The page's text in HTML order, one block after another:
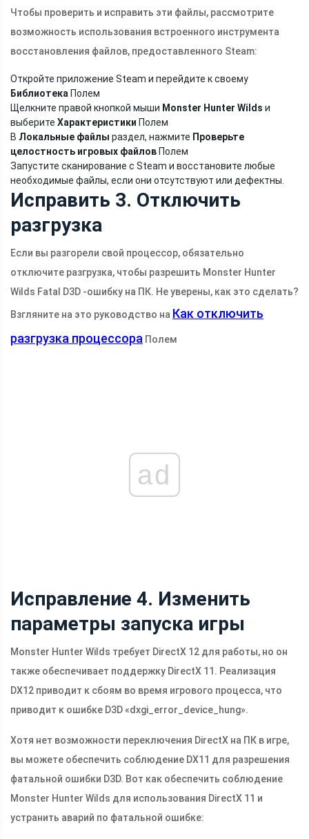
Чтобы проверить и исправить эти файлы, рассмотрите
возможность использования встроенного инструмента
восстановления файлов, предоставленного Steam:
Откройте приложение Steam и перейдите к своему
Библиотека Полем
Щелкните правой кнопкой мыши Monster Hunter Wilds и
выберите Характеристики Полем
В Локальные файлы раздел, нажмите Проверьте
целостность игровых файлов Полем
Запустите сканирование с Steam и восстановите любые
необходимые файлы, если они отсутствуют или дефектны.
Исправить 3. Отключить
разгрузка
Если вы разгорели свой процессор, обязательно
отключите разгрузка, чтобы разрешить Monster Hunter
Wilds Fatal D3D -ошибку на ПК. Не уверены, как это сделать?
Взгляните на это руководство на Как отключить
разгрузка процессора Полем
ad
Исправление 4. Изменить
параметры запуска игры
Monster Hunter Wilds требует DirectX 12 для работы, но он
также обеспечивает поддержку DirectX 11. Реализация
DX12 приводит к сбоям во время игрового процесса, что
приводит к ошибке D3D «dxgi_error_device_hung».
Хотя нет возможности переключения DirectX на ПК в игре,
вы можете обеспечить соблюдение DX11 для разрешения
фатальной ошибки D3D. Вот как обеспечить соблюдение
Monster Hunter Wilds для использования DirectX 11 и
устранить аварий по фатальной ошибке: